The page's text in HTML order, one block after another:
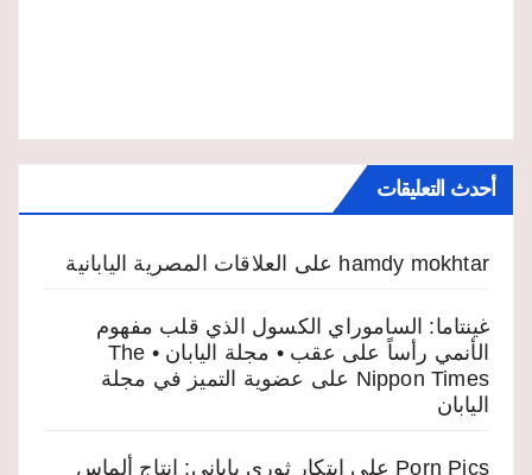
أحدث التعليقات
hamdy mokhtar على العلاقات المصرية اليابانية
غينتاما: الساموراي الكسول الذي قلب مفهوم
الأنمي رأساً على عقب • مجلة اليابان • The
Nippon Times على عضوية التميز في مجلة
اليابان
Porn Pics على ابتكار ثوري ياباني: إنتاج ألماس